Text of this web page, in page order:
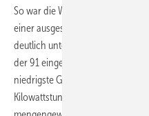
So war die Windparkauktion mit
einer ausgeschriebenen
deutlich unterzeichnet. Die
der 91 eingereichten Gebote –
niedrigste Gebotswert mit
Kilowattstunde (kWh), doch im